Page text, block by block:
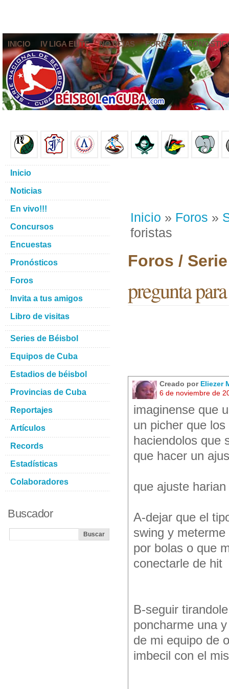
INICIO IV LIGA ELITE NOTICIAS FOROS
Inicio » Foros »
foristas
Foros /
pregunta
Creado por Eliezer
6 de noviembre de
imaginense que
un picher que
haciendolos que
que hacer un
que ajuste
A-dejar que el
swing y
por bolas o que
conectarle de hit
B-seguir
poncharme una
de mi equipo de
imbecil con el
Inicio
Noticias
En vivo!!!
Concursos
Encuestas
Pronósticos
Foros
Invita a tus amigos
Libro de visitas
Series de Béisbol
Equipos de Cuba
Estadios de béisbol
Provincias de Cuba
Reportajes
Artículos
Records
Estadísticas
Colaboradores
Buscador